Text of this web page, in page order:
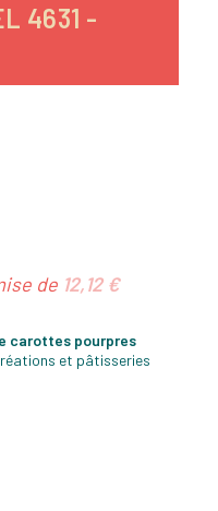
4631 -
de 12,12 €
carottes pourpres
et pâtisseries